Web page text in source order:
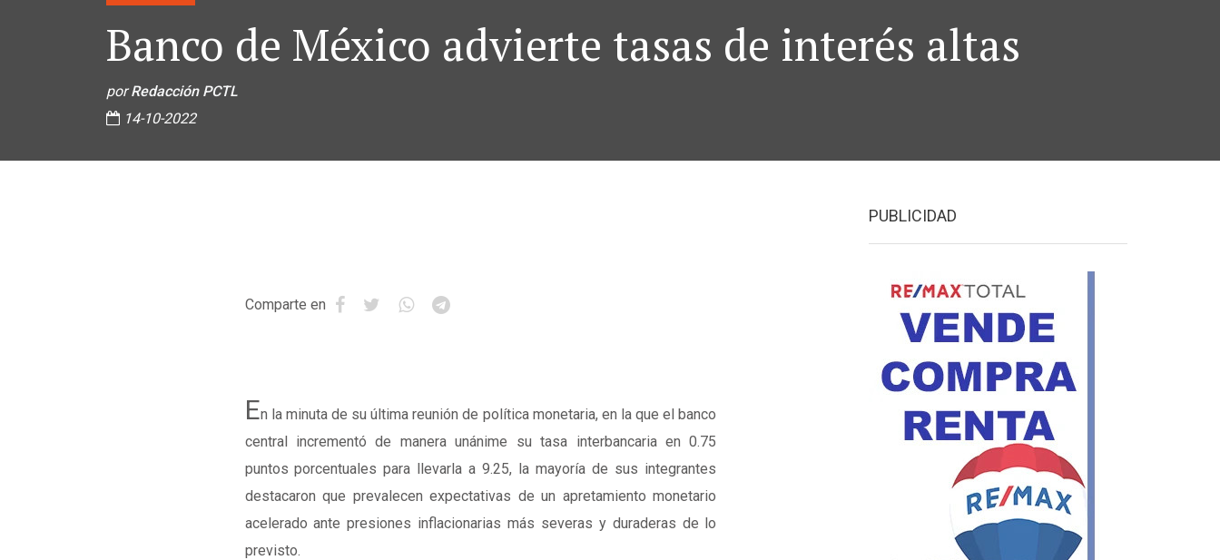
Banco de México advierte tasas de interés altas
porRedacción PCTL
14-10-2022
Comparte en
En la minuta de su última reunión de política monetaria, en la que el banco
central incrementó de manera unánime su tasa interbancaria en 0.75
puntos porcentuales para llevarla a 9.25, la mayoría de sus integrantes
destacaron que prevalecen expectativas de un apretamiento monetario
acelerado ante presiones inflacionarias más severas y duraderas de lo
previsto.
PUBLICIDAD